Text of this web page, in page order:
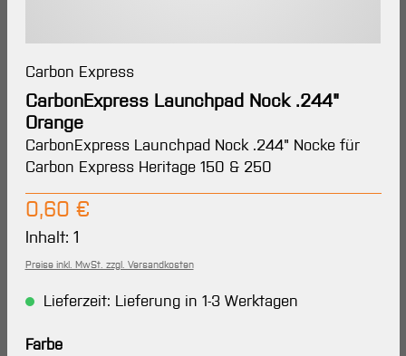
Carbon Express
CarbonExpress Launchpad Nock .244"
Orange
CarbonExpress Launchpad Nock .244" Nocke für
Carbon Express Heritage 150 & 250
Regulärer Preis:
0,60 €
Inhalt: 1
Preise inkl. MwSt. zzgl. Versandkosten
Lieferzeit: Lieferung in 1-3 Werktagen
Farbeauswählen